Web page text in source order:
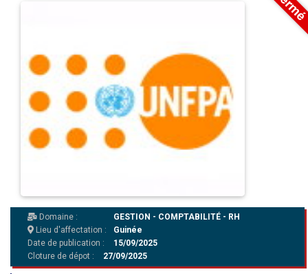
Domaine :
GESTION - COMPTABILITÉ - RH
Lieu d'affectation :
Guinée
Date de publication :
15/09/2025
Cloture de dépot :
27/09/2025